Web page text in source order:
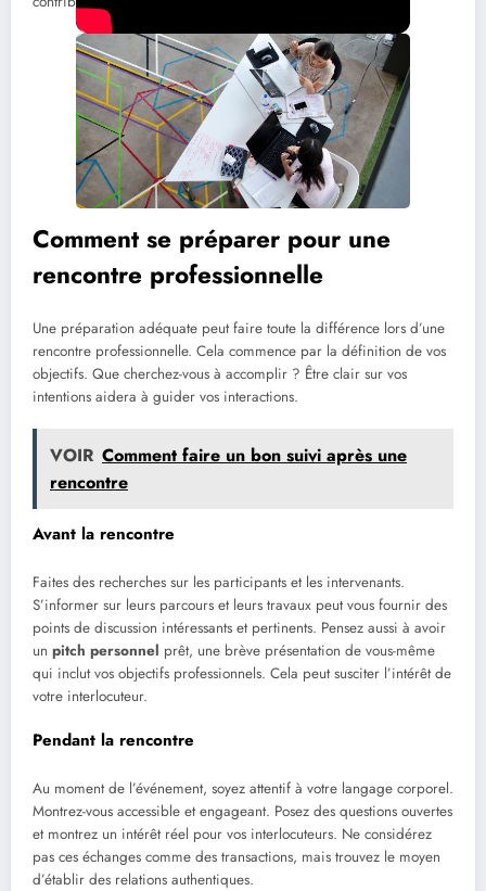
Comment se préparer pour une
rencontre professionnelle
Une préparation adéquate peut faire toute la différence lors d’une
rencontre professionnelle. Cela commence par la définition de vos
objectifs. Que cherchez-vous à accomplir ? Être clair sur vos
intentions aidera à guider vos interactions.
VOIR Comment faire un bon suivi après une
rencontre
Avant la rencontre
Faites des recherches sur les participants et les intervenants.
S’informer sur leurs parcours et leurs travaux peut vous fournir des
points de discussion intéressants et pertinents. Pensez aussi à avoir
un pitch personnel prêt, une brève présentation de vous-même
qui inclut vos objectifs professionnels. Cela peut susciter l’intérêt de
votre interlocuteur.
Pendant la rencontre
Au moment de l’événement, soyez attentif à votre langage corporel.
Montrez-vous accessible et engageant. Posez des questions ouvertes
et montrez un intérêt réel pour vos interlocuteurs. Ne considérez
pas ces échanges comme des transactions, mais trouvez le moyen
d’établir des relations authentiques.